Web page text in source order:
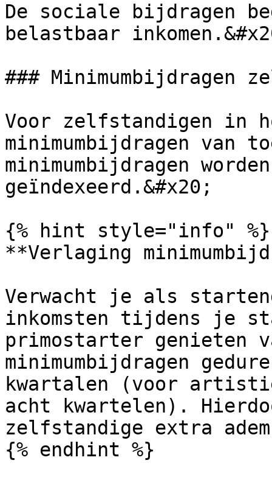
De sociale bijdragen
belastbaar
### Minimumbijdragen
Voor zelfstandigen in
minimumbijdragen van
minimumbijdragen
geïndexeerd.&#x20;
{% hint style="info" %}
**Verlaging
Verwacht je als
inkomsten tijdens je
primostarter genieten
minimumbijdragen
kwartalen (voor
acht kwartelen).
zelfstandige extra
{% endhint %}